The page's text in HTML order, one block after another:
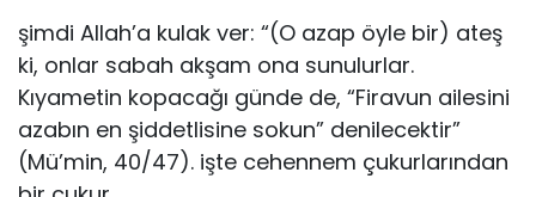
şimdi Allah’a kulak ver: “(O azap öyle bir) ateş
ki, onlar sabah akşam ona sunulurlar.
Kıyametin kopacağı günde de, “Firavun ailesini
azabın en şiddetlisine sokun” denilecektir”
(Mü’min, 40/47). işte cehennem çukurlarından